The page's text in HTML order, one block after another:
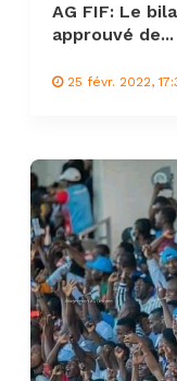
AG FIF: Le
approuvé de...
25 févr. 2022,